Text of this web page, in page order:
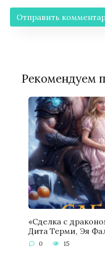
Рекомендуем
«Сделка с
Дита Терми, Эя
0 15